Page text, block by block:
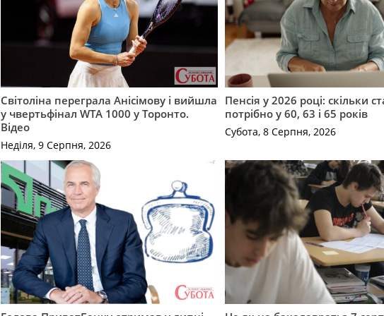
Світоліна переграла Анісімову і вийшла
у чвертьфінал WTA 1000 у Торонто.
Відео
Неділя, 9 Серпня, 2026
Пенсія у 2026 році: скільки
потрібно у 60, 63 і 65 років
Субота, 8 Серпня, 2026